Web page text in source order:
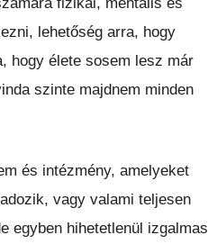
lehetőség arra, hogy
hogy élete sosem lesz már
szinte majdnem minden
és intézmény, amelyeket
vagy valami teljesen
egyben hihetetlenül izgalmas